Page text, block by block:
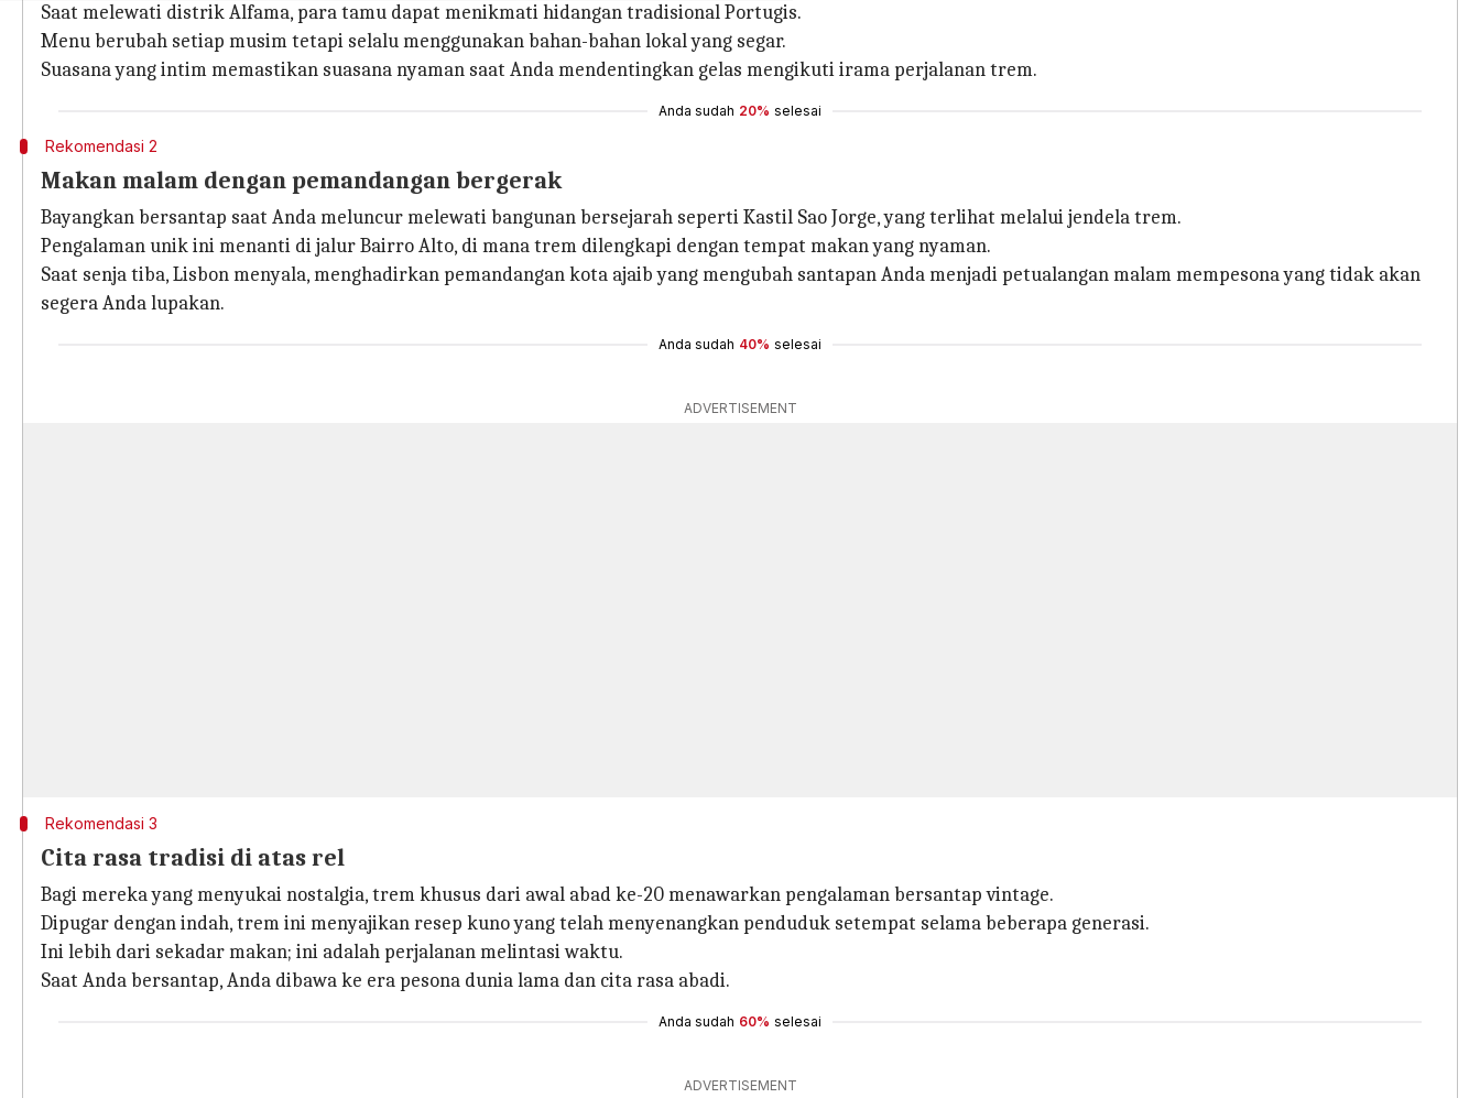
Saat melewati distrik Alfama, para tamu dapat menikmati hidangan tradisional Portugis.
Menu berubah setiap musim tetapi selalu menggunakan bahan-bahan lokal yang segar.
Suasana yang intim memastikan suasana nyaman saat Anda mendentingkan gelas mengikuti irama perjalanan trem.
Anda sudah 20% selesai
Rekomendasi 2
Makan malam dengan pemandangan bergerak
Bayangkan bersantap saat Anda meluncur melewati bangunan bersejarah seperti Kastil Sao Jorge, yang terlihat melalui jendela trem.
Pengalaman unik ini menanti di jalur Bairro Alto, di mana trem dilengkapi dengan tempat makan yang nyaman.
Saat senja tiba, Lisbon menyala, menghadirkan pemandangan kota ajaib yang mengubah santapan Anda menjadi petualangan malam mempesona yang tidak akan
segera Anda lupakan.
Anda sudah 40% selesai
ADVERTISEMENT
Rekomendasi 3
Cita rasa tradisi di atas rel
Bagi mereka yang menyukai nostalgia, trem khusus dari awal abad ke-20 menawarkan pengalaman bersantap vintage.
Dipugar dengan indah, trem ini menyajikan resep kuno yang telah menyenangkan penduduk setempat selama beberapa generasi.
Ini lebih dari sekadar makan; ini adalah perjalanan melintasi waktu.
Saat Anda bersantap, Anda dibawa ke era pesona dunia lama dan cita rasa abadi.
Anda sudah 60% selesai
ADVERTISEMENT